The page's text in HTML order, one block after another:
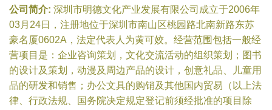
公司简介: 深圳市明德文化产业发展有限公司成立于2006年
03月24日，注册地位于深圳市南山区桃园路北南新路东苏
豪名厦0602A，法定代表人为黄可姣。经营范围包括一般经
营项目是：企业咨询策划，文化交流活动的组织策划；图书
的设计及策划，动漫及周边产品的设计，创意礼品、儿童用
品的研发和销售；办公文具的购销及其他国内贸易（以上法
律、行政法规、国务院决定规定登记前须经批准的项目除